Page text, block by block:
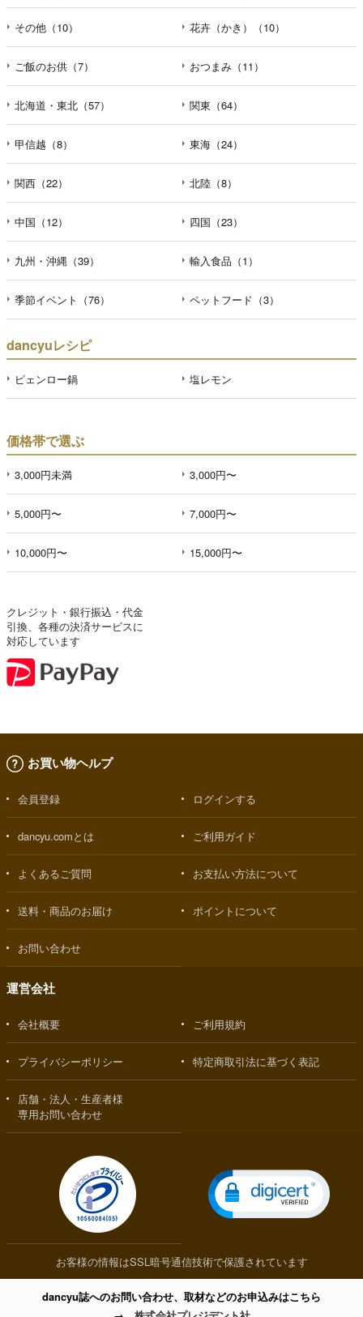
その他（10） 花卉（かき）（10）
ご飯のお供（7） おつまみ（11）
北海道・東北（57） 関東（64）
甲信越（8） 東海（24）
関西（22） 北陸（8）
中国（12） 四国（23）
九州・沖縄（39） 輸入食品（1）
季節イベント（76） ペットフード（3）
dancyuレシピ
ピェンロー鍋 塩レモン
価格帯で選ぶ
3,000円未満 3,000円〜
5,000円〜 7,000円〜
10,000円〜 15,000円〜
クレジット・銀行振込・代金
引換、各種の決済サービスに
対応しています
お買い物ヘルプ
会員登録 ログインする
dancyu.comとは ご利用ガイド
よくあるご質問 お支払い方法について
送料・商品のお届け ポイントについて
お問い合わせ
運営会社
会社概要 ご利用規約
プライバシーポリシー 特定商取引法に基づく表記
店舗・法人・生産者様
専用お問い合わせ
お客様の情報はSSL暗号通信技術で保護されています
dancyu誌へのお問い合わせ、取材などのお申込みはこちら